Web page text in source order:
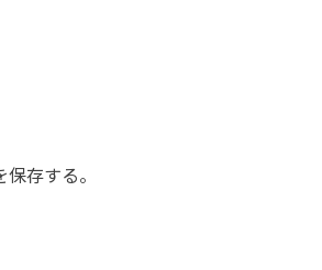
存する。